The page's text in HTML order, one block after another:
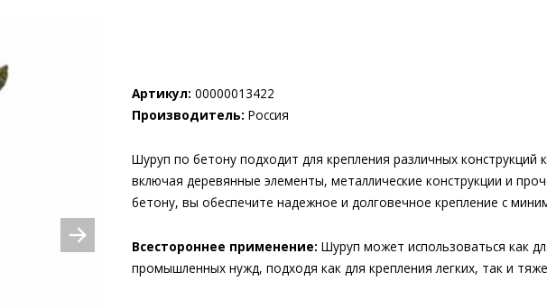
Артикул: 00000013422
Производитель: Россия
Шуруп по бетону подходит для крепления различных
включая деревянные элементы, металлические конструкции и
бетону, вы обеспечите надежное и долговечное крепление с
Всестороннее применение: Шуруп может использоваться как
промышленных нужд, подходя как для крепления легких, так и